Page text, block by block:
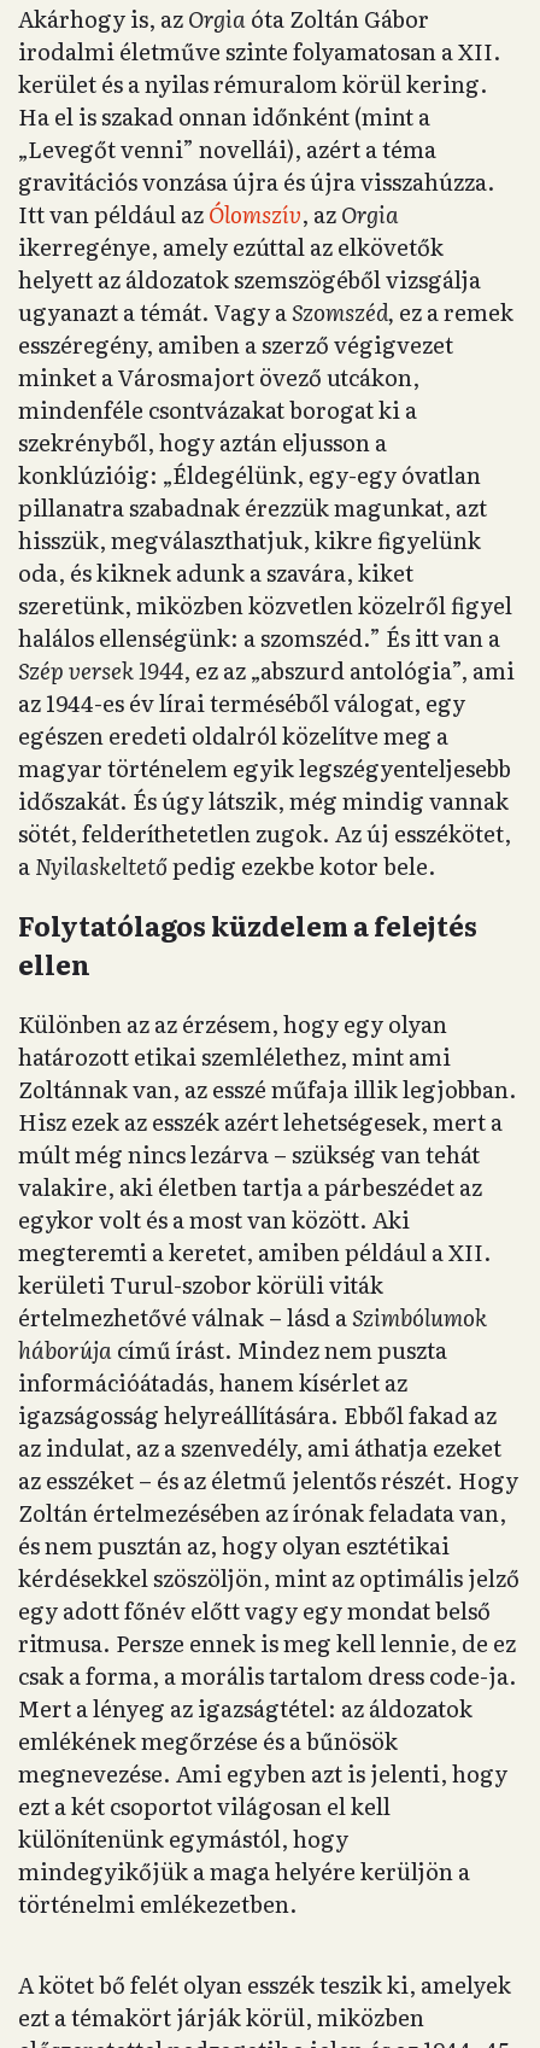
Akárhogy is, azOrgiaóta Zoltán Gábor
irodalmi életműve szinte folyamatosan a XII.
kerület és a nyilas rémuralom körül kering.
Ha el is szakad onnan időnként (mint a
„Levegőt venni” novellái), azért a téma
gravitációs vonzása újra és újra visszahúzza.
Itt van például azÓlomszív, azOrgia
ikerregénye, amely ezúttal az elkövetők
helyett az áldozatok szemszögéből vizsgálja
ugyanazt a témát. Vagy aSzomszéd, ez a remek
esszéregény, amiben a szerző végigvezet
minket a Városmajort övező utcákon,
mindenféle csontvázakat borogat ki a
szekrényből, hogy aztán eljusson a
konklúzióig: „Éldegélünk, egy-egy óvatlan
pillanatra szabadnak érezzük magunkat, azt
hisszük, megválaszthatjuk, kikre figyelünk
oda, és kiknek adunk a szavára, kiket
szeretünk, miközben közvetlen közelről figyel
halálos ellenségünk: a szomszéd.” És itt van a
Szép versek 1944, ez az „abszurd antológia”, ami
az 1944-es év lírai terméséből válogat, egy
egészen eredeti oldalról közelítve meg a
magyar történelem egyik legszégyenteljesebb
időszakát. És úgy látszik, még mindig vannak
sötét, felderíthetetlen zugok. Az új esszékötet,
aNyilaskeltetőpedig ezekbe kotor bele.
Folytatólagos küzdelem a felejtés
ellen
Különben az az érzésem, hogy egy olyan
határozott etikai szemlélethez, mint ami
Zoltánnak van, az esszé műfaja illik legjobban.
Hisz ezek az esszék azért lehetségesek, mert a
múlt még nincs lezárva – szükség van tehát
valakire, aki életben tartja a párbeszédet az
egykor volt és a most van között. Aki
megteremti a keretet, amiben például a XII.
kerületi Turul-szobor körüli viták
értelmezhetővé válnak – lásd aSzimbólumok
háborújacímű írást. Mindez nem puszta
információátadás, hanem kísérlet az
igazságosság helyreállítására. Ebből fakad az
az indulat, az a szenvedély, ami áthatja ezeket
az esszéket – és az életmű jelentős részét. Hogy
Zoltán értelmezésében az írónak feladata van,
és nem pusztán az, hogy olyan esztétikai
kérdésekkel szöszöljön, mint az optimális jelző
egy adott főnév előtt vagy egy mondat belső
ritmusa. Persze ennek is meg kell lennie, de ez
csak a forma, a morális tartalom dress code-ja.
Mert a lényeg az igazságtétel: az áldozatok
emlékének megőrzése és a bűnösök
megnevezése. Ami egyben azt is jelenti, hogy
ezt a két csoportot világosan el kell
különítenünk egymástól, hogy
mindegyikőjük a maga helyére kerüljön a
történelmi emlékezetben.
A kötet bő felét olyan esszék teszik ki, amelyek
ezt a témakört járják körül, miközben